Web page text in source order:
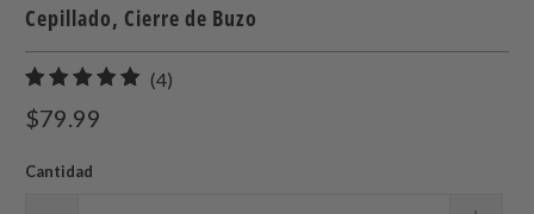
Cepillado, Cierre de Buzo
(4)
$79.99
Cantidad